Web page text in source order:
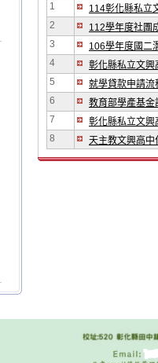
1
114彰化縣私立
2
112學年度社團
3
106學年度國二
4
彰化縣私立文興
5
就學貸款申請流
6
教育部學產基金
7
彰化縣私立文興
8
天主教文興高中